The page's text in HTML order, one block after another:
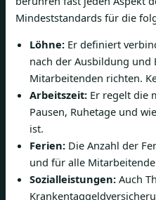
Mindeststandards für die
Löhne: Er definiert
nach der Ausbildung
Mitarbeitenden richten.
Arbeitszeit: Er regelt die
Pausen, Ruhetage und
ist.
Ferien: Die Anzahl der
und für alle
Sozialleistungen: Auch